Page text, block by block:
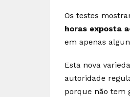
Os testes
horas exposta
em apenas
Esta nova
autoridade
porque não tem